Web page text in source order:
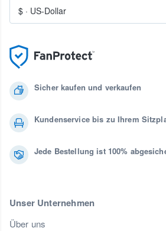
Sicher kaufen und verkaufen
Kundenservice bis zu Ihrem
Jede Bestellung ist 100%
Unser Unternehmen
Über uns
$ · US-Dollar